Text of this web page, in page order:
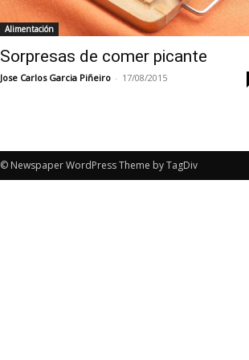
Alimentación
Sorpresas de comer picante
Jose Carlos Garcia Piñeiro - 17/08/2015
© Newspaper WordPress Theme by TagDiv